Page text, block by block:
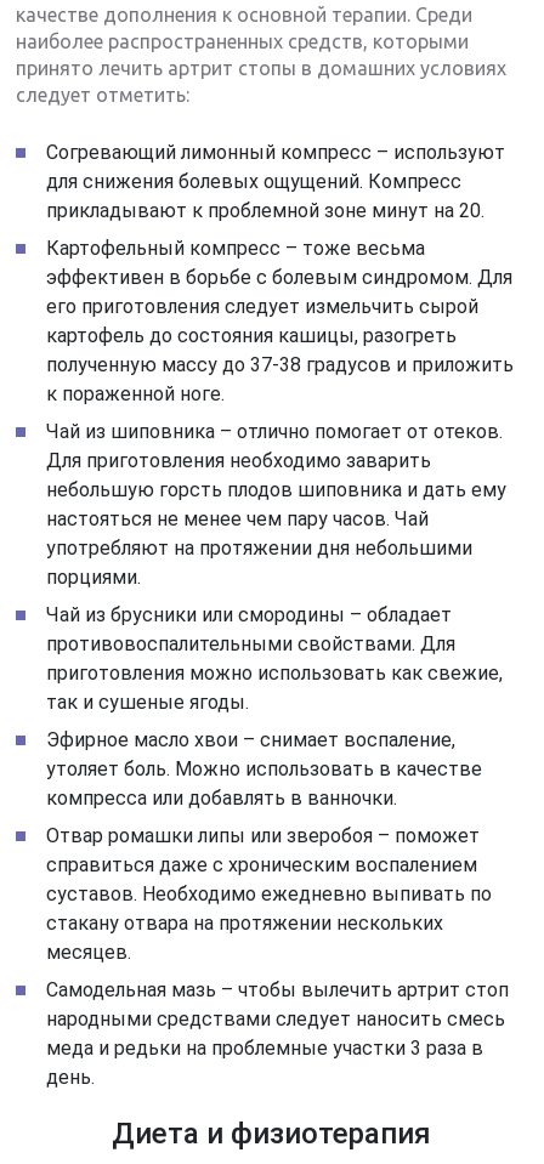
качестве дополнения к основной терапии. Среди
наиболее распространенных средств, которыми
принято лечить артрит стопы в домашних условиях
следует отметить:
Согревающий лимонный компресс – используют
для снижения болевых ощущений. Компресс
прикладывают к проблемной зоне минут на 20.
Картофельный компресс – тоже весьма
эффективен в борьбе с болевым синдромом. Для
его приготовления следует измельчить сырой
картофель до состояния кашицы, разогреть
полученную массу до 37-38 градусов и приложить
к пораженной ноге.
Чай из шиповника – отлично помогает от отеков.
Для приготовления необходимо заварить
небольшую горсть плодов шиповника и дать ему
настояться не менее чем пару часов. Чай
употребляют на протяжении дня небольшими
порциями.
Чай из брусники или смородины – обладает
противовоспалительными свойствами. Для
приготовления можно использовать как свежие,
так и сушеные ягоды.
Эфирное масло хвои – снимает воспаление,
утоляет боль. Можно использовать в качестве
компресса или добавлять в ванночки.
Отвар ромашки липы или зверобоя – поможет
справиться даже с хроническим воспалением
суставов. Необходимо ежедневно выпивать по
стакану отвара на протяжении нескольких
месяцев.
Самодельная мазь – чтобы вылечить артрит стоп
народными средствами следует наносить смесь
меда и редьки на проблемные участки 3 раза в
день.
Диета и физиотерапия